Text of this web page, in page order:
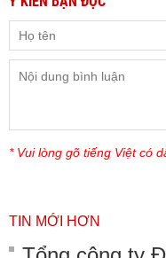
* Vui lòng gõ tiếng Việt có
TIN MỚI HƠN